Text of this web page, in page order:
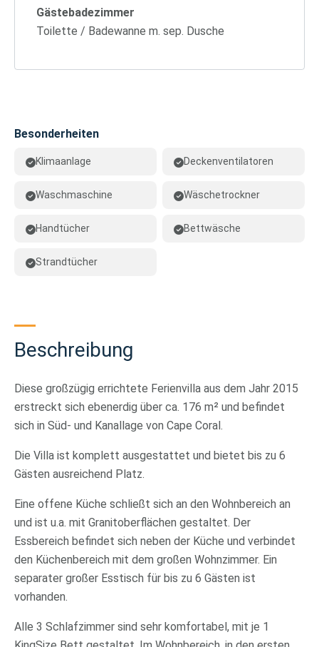
Gästebadezimmer
Toilette / Badewanne m. sep. Dusche
Besonderheiten
Klimaanlage Deckenventilatoren
Waschmaschine Wäschetrockner
Handtücher Bettwäsche
Strandtücher
Beschreibung
Diese großzügig errichtete Ferienvilla aus dem Jahr 2015
erstreckt sich ebenerdig über ca. 176 m² und befindet
sich in Süd- und Kanallage von Cape Coral.
Die Villa ist komplett ausgestattet und bietet bis zu 6
Gästen ausreichend Platz.
Eine offene Küche schließt sich an den Wohnbereich an
und ist u.a. mit Granitoberflächen gestaltet. Der
Essbereich befindet sich neben der Küche und verbindet
den Küchenbereich mit dem großen Wohnzimmer. Ein
separater großer Esstisch für bis zu 6 Gästen ist
vorhanden.
Alle 3 Schlafzimmer sind sehr komfortabel, mit je 1